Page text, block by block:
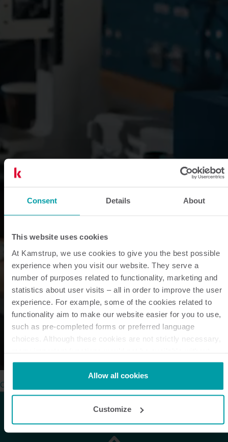
Consent Details About
This website uses cookies
At Kamstrup, we use cookies to give you the best possible
experience when you visit our website. They serve a
number of purposes related to functionality, marketing and
statistics about user visits – all in order to improve the user
experience. For example, some of the cookies related to
functionality aim to make our website easier for you to use,
such as pre-completed forms or preferred language
choices. Although these cookies are not strictly necessary,
them.
Kamstrup makes use of third-party cookies. A third-party
cookie is installed by someone other than us, such as other
You can at any time change or withdraw your consent from
here.
Allow all cookies
Customize
Ontdek onze oplossingen